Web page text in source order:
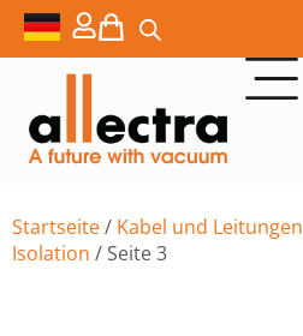
Startseite/ Kabel und Leitungen
Isolation / Seite 3